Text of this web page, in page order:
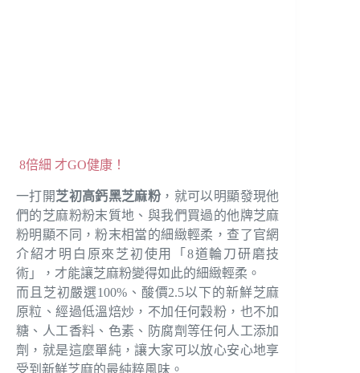
8倍細 才GO健康！
一打開芝初高鈣黑芝麻粉 ，就可以明顯發現他
們的芝麻粉粉末質地、與我們買過的他牌芝麻
粉明顯不同，粉末相當的細緻輕柔，查了官網
介紹才明白原來芝初使用「8道輪刀研磨技
術」，才能讓芝麻粉變得如此的細緻輕柔。
而且芝初嚴選100%、酸價2.5以下的新鮮芝麻
原粒、經過低溫焙炒，不加任何穀粉，也不加
糖、人工香料、色素、防腐劑等任何人工添加
劑，就是這麼單純，讓大家可以放心安心地享
受到新鮮芝麻的最純粹風味。